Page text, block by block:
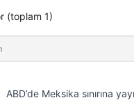
(toplam 1)
ABD’de Meksika sınırına